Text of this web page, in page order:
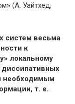
(А. Уайтхед;
систем весьма
к
локальному
необходимым
т. е.